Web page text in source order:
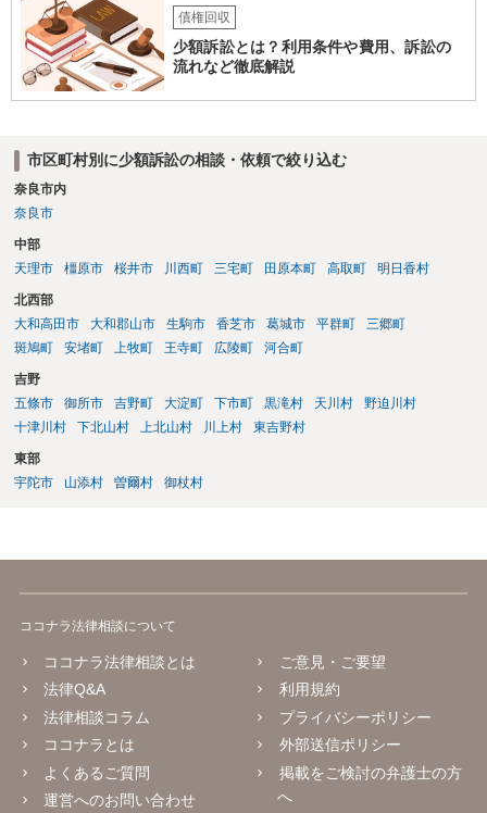
（Switch2等）の事実も踏まえ、応じない場合は法的措置を辞さない姿
勢で交渉に臨むのが現実的かと思います。
債権回収
少額訴訟とは？利用条件や費用、訴訟の
流れなど徹底解説
市区町村別に少額訴訟の相談・依頼で絞り込む
奈良市内
奈良市
中部
天理市
橿原市 桜井市 川西町 三宅町 田原本町 高取町 明日香村
北西部
大和高田市
大和郡山市 生駒市 香芝市 葛城市 平群町
三郷町
斑鳩町
安堵町 上牧町 王寺町 広陵町 河合町
吉野
五條市
御所市 吉野町 大淀町 下市町 黒滝村 天川村
野迫川村
十津川村
下北山村 上北山村 川上村 東吉野村
東部
宇陀市
山添村 曽爾村 御杖村
ココナラ法律相談について
ココナラ法律相談とは
法律Q&A
法律相談コラム
ココナラとは
よくあるご質問
運営へのお問い合わせ
ご意見・ご要望
利用規約
プライバシーポリシー
外部送信ポリシー
掲載をご検討の弁護士の方
へ